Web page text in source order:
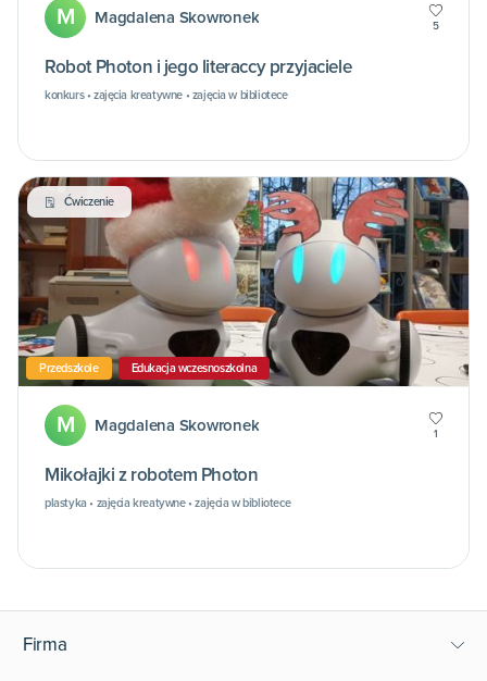
M Magdalena Skowronek 5
Robot Photon i jego literaccy przyjaciele
konkurs • zajęcia kreatywne • zajęcia w bibliotece
Ćwiczenie
Przedszkole Edukacja wczesnoszkolna
M Magdalena Skowronek 1
Mikołajki z robotem Photon
plastyka • zajęcia kreatywne • zajęcia w bibliotece
Firma